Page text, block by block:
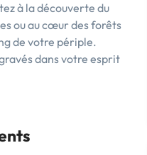
à la découverte du
ou au cœur des forêts
de votre périple.
dans votre esprit